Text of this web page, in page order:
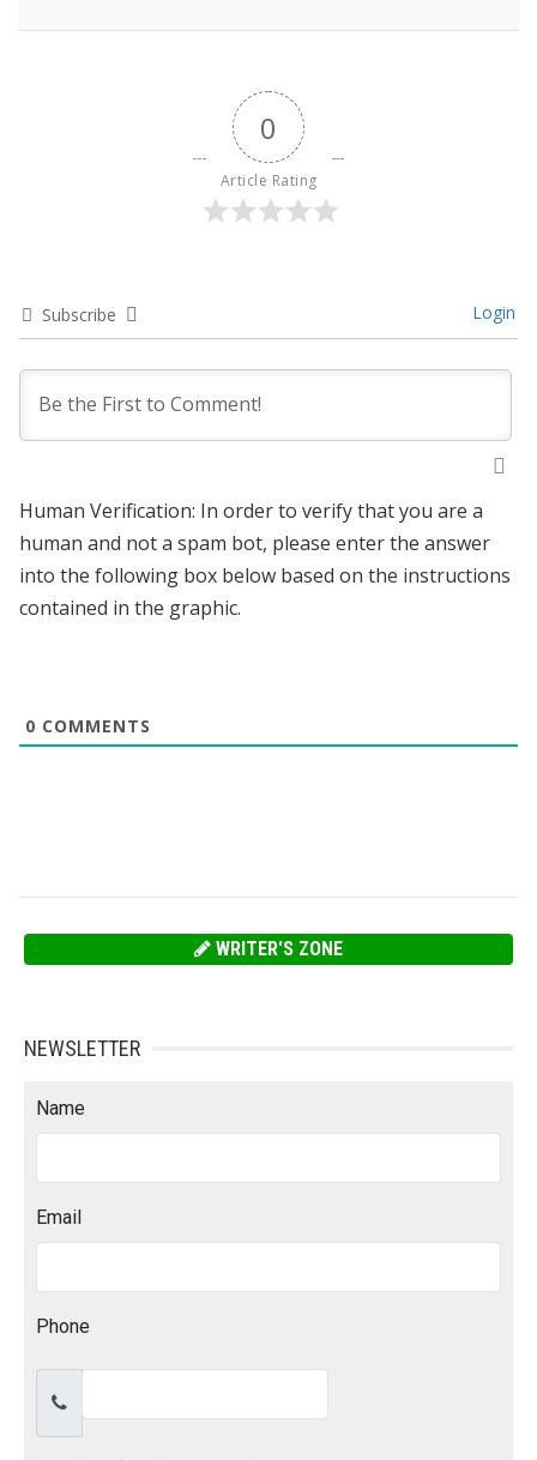
0
Article Rating
Subscribe Login
Human Verification: In order to verify that you are a
human and not a spam bot, please enter the answer
into the following box below based on the instructions
contained in the graphic.
0 COMMENTS
WRITER'S ZONE
NEWSLETTER
Name
Email
Phone